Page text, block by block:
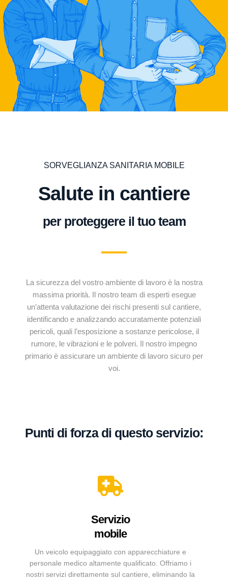
SORVEGLIANZA SANITARIA MOBILE
Salute in cantiere
per proteggere il tuo team
La sicurezza del vostro ambiente di lavoro è la nostra
massima priorità. Il nostro team di esperti esegue
un’attenta valutazione dei rischi presenti sul cantiere,
identificando e analizzando accuratamente potenziali
pericoli, quali l’esposizione a sostanze pericolose, il
rumore, le vibrazioni e le polveri. Il nostro impegno
primario è assicurare un ambiente di lavoro sicuro per
voi.
Punti di forza di questo servizio:
Servizio
mobile
Un veicolo equipaggiato con apparecchiature e
personale medico altamente qualificato. Offriamo i
nostri servizi direttamente sul cantiere, eliminando la